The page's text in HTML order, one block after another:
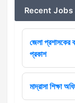
Recent
জেলা প্রশাসকের
প্রকাশ
মাদ্রাসা শিক্ষা